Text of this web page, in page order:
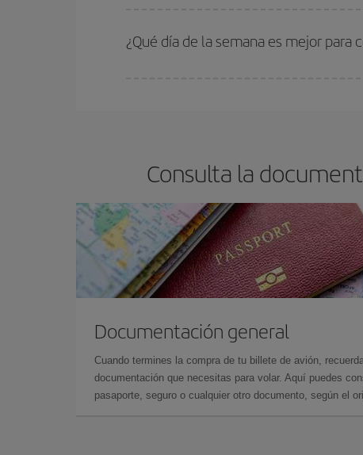
¿Qué día de la semana es mejor
Consulta la
Documentación general
Cuando termines la compra de tu billete de avión,
documentación que necesitas para volar. Aquí puedes
pasaporte, seguro o cualquier otro documento, según el